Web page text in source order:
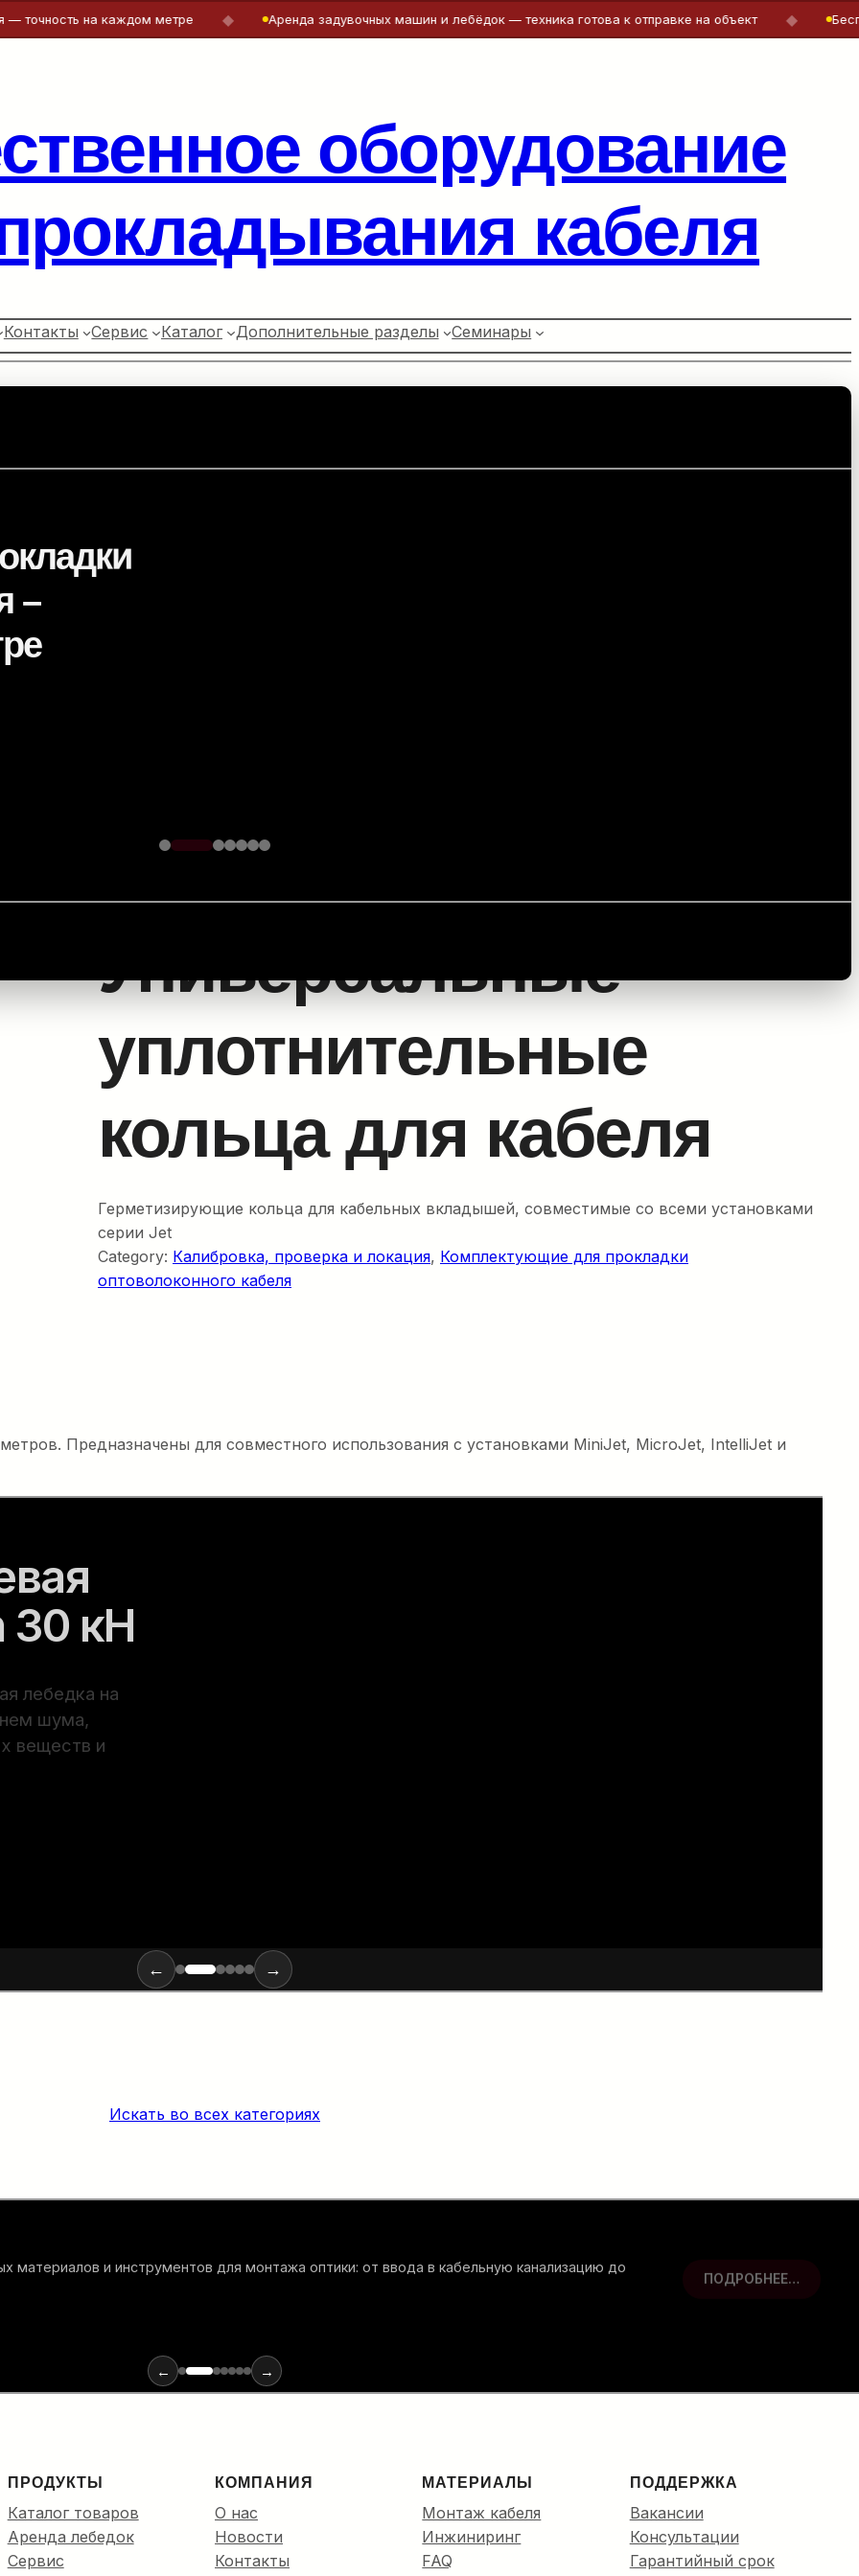
оборудование
кабеля
Контакты Сервис Каталог Дополнительные разделы Семинары
–
на каждом метре ◆ Аренда задувочных машин и лебёдок — техника готова к отправке на объект ◆
Универсальные
уплотнительные
кольца для кабеля
Герметизирующие кольца для кабельных вкладышей, совместимые со всеми установками
серии Jet
Category: Калибровка, проверка и локация, Комплектующие для прокладки
оптоволоконного кабеля
Предназначены для совместного использования с установками MiniJet, MicroJet, IntelliJet и
30 кН
шума,
веществ и
← →
Искать во всех категориях
материалов и инструментов для монтажа оптики: от ввода в кабельную канализацию до
ПОДРОБНЕЕ…
← →
ПРОДУКТЫ
Каталог товаров
Аренда лебедок
Сервис
КОМПАНИЯ
О нас
Новости
Контакты
МАТЕРИАЛЫ
Монтаж кабеля
Инжиниринг
FAQ
ПОДДЕРЖКА
Вакансии
Консультации
Гарантийный срок